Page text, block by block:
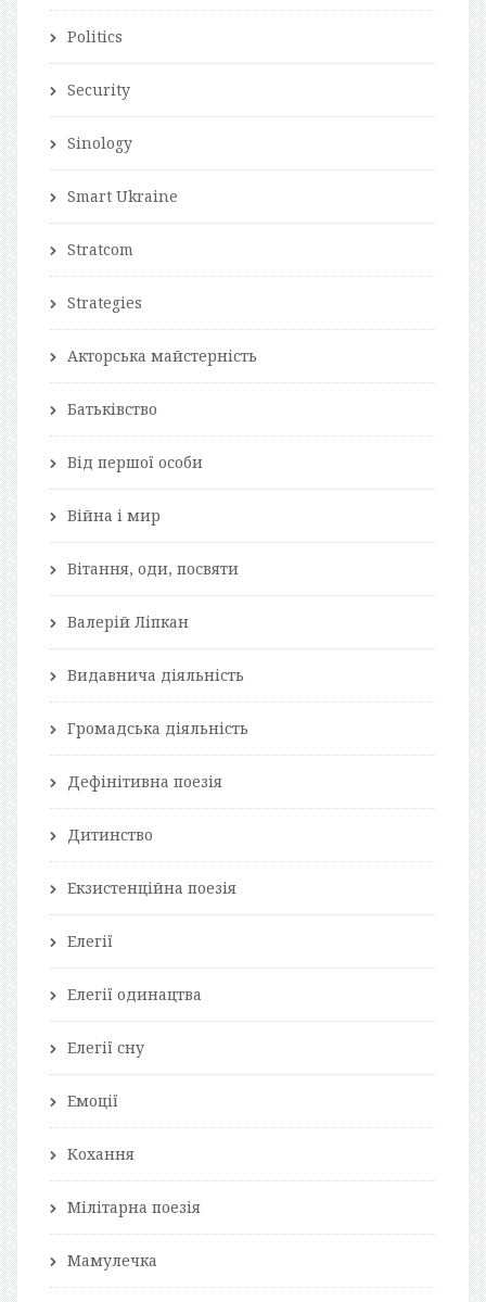
Politics
Security
Sinology
Smart Ukraine
Stratcom
Strategies
Акторська майстерність
Батьківство
Від першої особи
Війна і мир
Вітання, оди, посвяти
Валерій Ліпкан
Видавнича діяльність
Громадська діяльність
Дефінітивна поезія
Дитинство
Екзистенційна поезія
Елегії
Елегії одинацтва
Елегії сну
Емоції
Кохання
Мілітарна поезія
Мамулечка